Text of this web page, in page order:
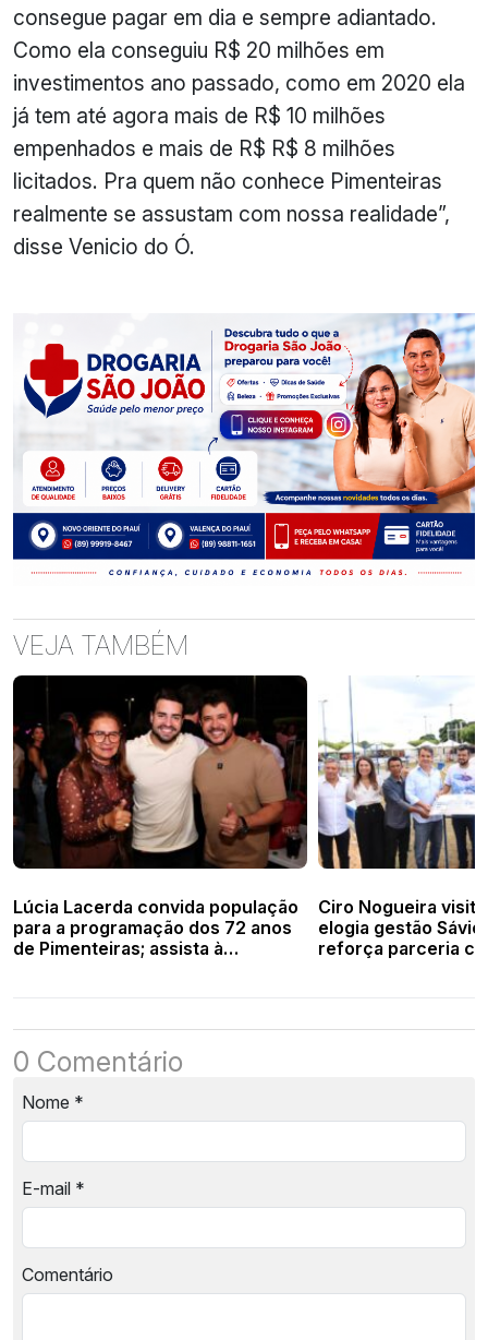
consegue pagar em dia e sempre adiantado.
Como ela conseguiu R$ 20 milhões em
investimentos ano passado, como em 2020 ela
já tem até agora mais de R$ 10 milhões
empenhados e mais de R$ R$ 8 milhões
licitados. Pra quem não conhece Pimenteiras
realmente se assustam com nossa realidade”,
disse Venicio do Ó.
VEJA TAMBÉM
Lúcia Lacerda convida população
para a programação dos 72 anos
de Pimenteiras; assista à
Ciro Nogueira
elogia gestão Sávio
reforça parceria
0 Comentário
Nome *
E-mail *
Comentário